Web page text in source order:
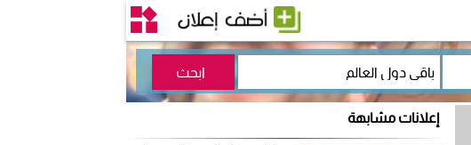
إعلانات مشابهة